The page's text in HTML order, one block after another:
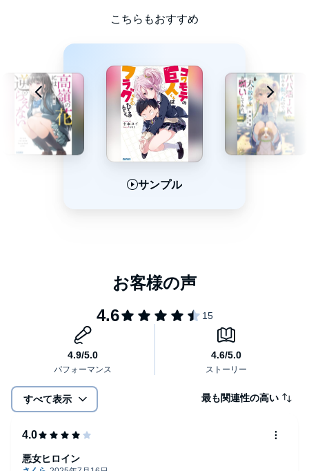
こちらもおすすめ
サンプル
すべて表示 最も関連性の高い
悪女ヒロイン